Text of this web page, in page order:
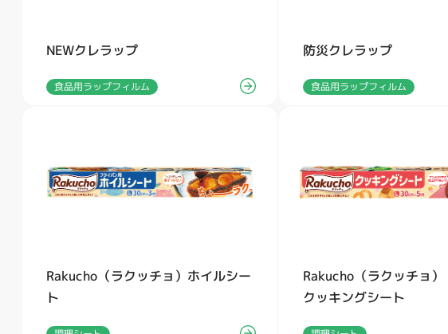
NEWクレラップ
食品用ラップフィルム
防災クレラップ
食品用ラップフィルム
Rakucho（ラクッチョ）ホイルシー
ト
Rakucho（ラクッチョ）
クッキングシート